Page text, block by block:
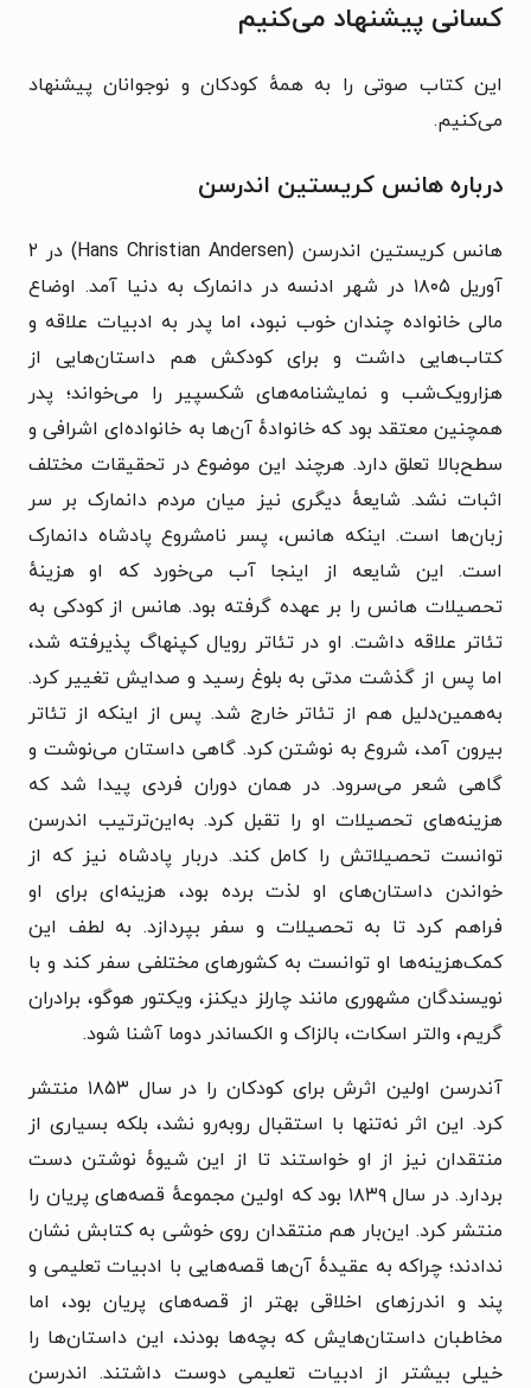
کسانی پیشنهاد می‌کنیم
این کتاب صوتی را به همهٔ کودکان و نوجوانان پیشنهاد
می‌کنیم.
درباره هانس کریستین اندرسن
هانس کریستین اندرسن (Hans Christian Andersen) در ۲
آوریل ۱۸۰۵ در شهر ادنسه در دانمارک به دنیا آمد. اوضاع
مالی خانواده چندان خوب نبود، اما پدر به ادبیات علاقه و
کتاب‌هایی داشت و برای کودکش هم داستان‌هایی از
هزارویک‌شب و نمایشنامه‌های شکسپیر را می‌خواند؛ پدر
همچنین معتقد بود که خانواده‌ٔ آن‌ها به خانواده‌ای اشرافی و
سطح‌بالا تعلق دارد. هرچند این موضوع در تحقیقات مختلف
اثبات نشد. شایعهٔ دیگری نیز میان مردم دانمارک بر سر
زبان‌ها است. اینکه هانس، پسر نامشروع پادشاه دانمارک
است. این شایعه از اینجا آب می‌خورد که او هزینهٔ
تحصیلات هانس را بر عهده گرفته بود. هانس از کودکی به
تئاتر علاقه داشت. او در تئاتر رویال کپنهاگ پذیرفته شد،
اما پس از گذشت مدتی به بلوغ رسید و صدایش تغییر کرد.
به‌همین‌دلیل هم از تئاتر خارج شد. پس از اینکه از تئاتر
بیرون آمد، شروع به نوشتن کرد. گاهی داستان می‌نوشت و
گاهی شعر می‌سرود. در همان دوران فردی پیدا شد که
هزینه‌های تحصیلات او را تقبل کرد. به‌این‌ترتیب اندرسن
توانست تحصیلاتش را کامل کند. دربار پادشاه نیز که از
خواندن داستان‌های او لذت برده بود، هزینه‌ای برای او
فراهم کرد تا به تحصیلات و سفر بپردازد. به لطف این
کمک‌هزینه‌ها او توانست به کشورهای مختلفی سفر کند و با
نویسندگان مشهوری مانند چارلز دیکنز، ویکتور هوگو، برادران
گریم، والتر اسکات، بالزاک و الکساندر دوما آشنا شود.
آندرسن اولین اثرش برای کودکان را در سال ۱۸۵۳ منتشر
کرد. این اثر نه‌تنها با استقبال روبه‌رو نشد، بلکه بسیاری از
منتقدان نیز از او خواستند تا از این شیوهٔ نوشتن دست
بردارد. در سال ۱۸۳۹ بود که اولین مجموعهٔ قصه‌های پریان را
منتشر کرد. این‌بار هم منتقدان روی خوشی به کتابش نشان
ندادند؛ چراکه به عقیدهٔ آن‌ها قصه‌هایی با ادبیات تعلیمی و
پند و اندرزهای اخلاقی بهتر از قصه‌های پریان بود، اما
مخاطبان داستان‌هایش که بچه‌ها بودند، این داستان‌ها را
خیلی بیشتر از ادبیات تعلیمی دوست داشتند. اندرسن